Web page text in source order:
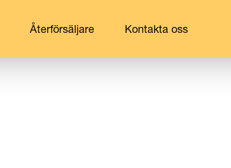
Återförsäljare Kontakta oss